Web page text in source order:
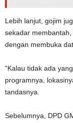
Lebih lanjut, gojim
sekadar
dengan membuka
“Kalau tidak ada
programnya,
tandasnya.
Sebelumnya, DPD